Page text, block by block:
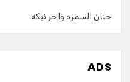
حنان السمره واحر نيكه
ADS